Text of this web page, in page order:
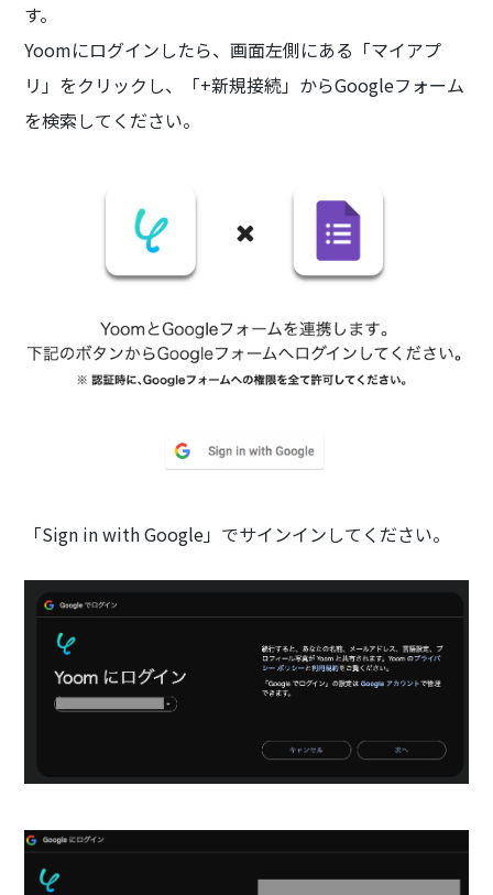
す。
Yoomにログインしたら、画面左側にある「マイアプ
リ」をクリックし、「+新規接続」からGoogleフォーム
を検索してください。
「Sign in with Google」でサインインしてください。